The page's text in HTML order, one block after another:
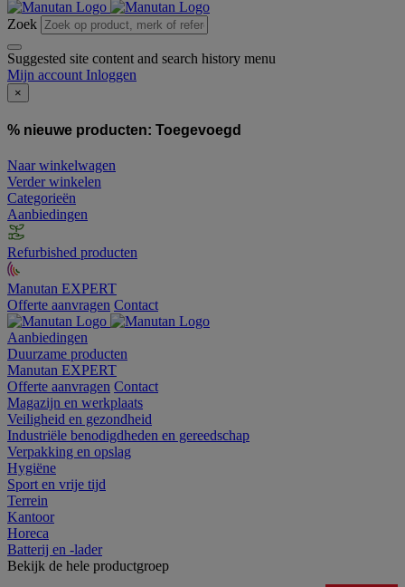
Zoek
Suggested site content and search history menu
Mijn account Inloggen
×
% nieuwe producten: Toegevoegd
Naar winkelwagen
Verder winkelen
Categorieën
Aanbiedingen
Refurbished producten
Manutan EXPERT
Offerte aanvragen Contact
Aanbiedingen
Duurzame producten
Manutan EXPERT
Offerte aanvragen Contact
Magazijn en werkplaats
Veiligheid en gezondheid
Industriële benodigdheden en gereedschap
Verpakking en opslag
Hygiëne
Sport en vrije tijd
Terrein
Kantoor
Horeca
Batterij en -lader
Bekijk de hele productgroep